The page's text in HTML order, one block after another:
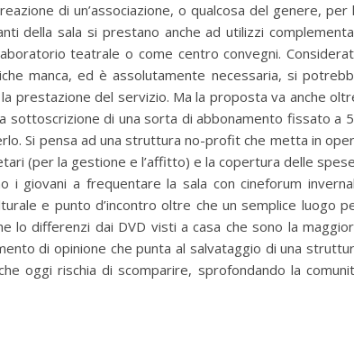
di un’associazione, o qualcosa del genere, per
della sala si prestano anche ad utilizzi
teatrale o come centro convegni.
manca, ed è assolutamente necessaria, si
prestazione del servizio. Ma la proposta va anche
sottoscrizione di una sorta di abbonamento fissato a
Si pensa ad una struttura no-profit che metta in
(per la gestione e l’affitto) e la copertura delle
i giovani a frequentare la sala con cineforum
e punto d’incontro oltre che un semplice luogo
lo differenzi dai DVD visti a casa che sono la
di opinione che punta al salvataggio di una
oggi rischia di scomparire, sprofondando la